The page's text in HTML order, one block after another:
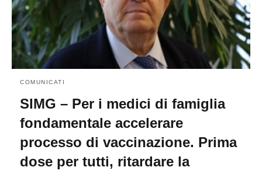
COMUNICATI
SIMG – Per i medici di famiglia
fondamentale accelerare
processo di vaccinazione. Prima
dose per tutti, ritardare la